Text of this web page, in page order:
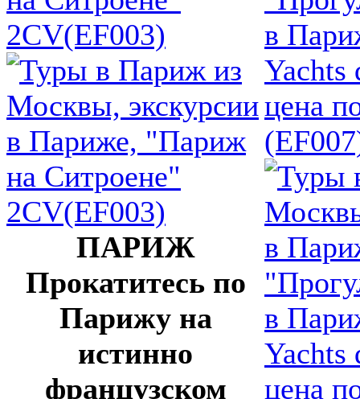
2CV(EF003)
ПАРИЖ
Прокатитесь по
Парижу на
истинно
французском
в
Yachts
цена